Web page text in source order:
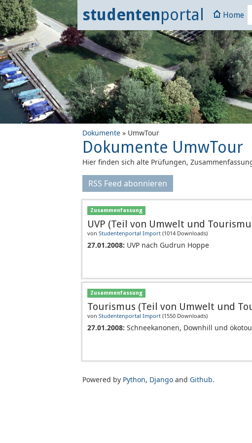
studentenportal Home
Dokumente » UmwTour
Dokumente UmwTour
Hier finden sich alte Prüfungen,
RSS Feed abonnieren
Zusammenfassung
UVP (Teil von Umwelt und
von Studentenportal Import (1014 Downloads)
27.01.2008: UVP nach Gudrun Hoppe
Zusammenfassung
Tourismus (Teil von Umwelt und
von Studentenportal Import (1550 Downloads)
27.01.2008: Schneekanonen, Downhill und
Powered by Python, Django and Github.